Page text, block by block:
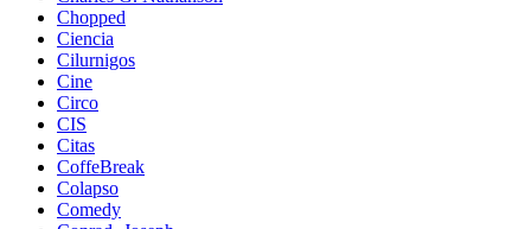
Chopped
Ciencia
Cilurnigos
Cine
Circo
CIS
Citas
CoffeBreak
Colapso
Comedy